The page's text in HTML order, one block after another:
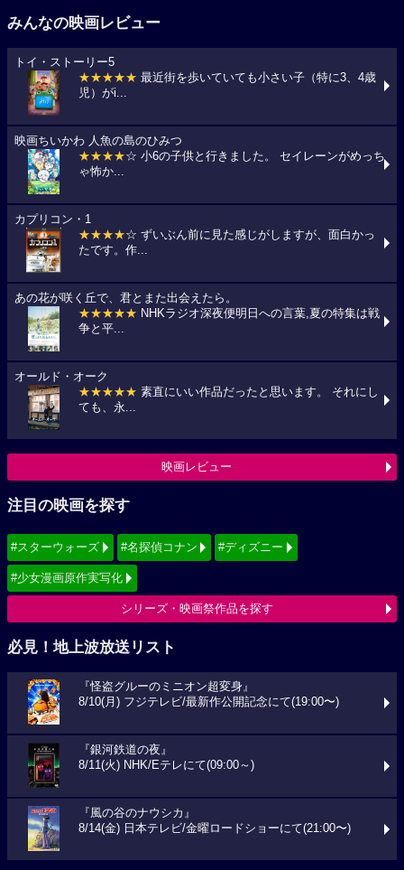
みんなの映画レビュー
トイ・ストーリー5
★★★★★ 最近街を歩いていても小さい子（特に3、4歳
児）がi...
映画ちいかわ 人魚の島のひみつ
★★★★☆ 小6の子供と行きました。 セイレーンがめっち
ゃ怖か...
カプリコン・1
★★★★☆ ずいぶん前に見た感じがしますが、面白かっ
たです。作...
あの花が咲く丘で、君とまた出会えたら。
★★★★★ NHKラジオ深夜便明日への言葉,夏の特集は戦
争と平...
オールド・オーク
★★★★★ 素直にいい作品だったと思います。 それにし
ても、永...
映画レビュー
注目の映画を探す
#スターウォーズ #名探偵コナン #ディズニー
#少女漫画原作実写化
シリーズ・映画祭作品を探す
必見！地上波放送リスト
『怪盗グルーのミニオン超変身』
8/10(月) フジテレビ/最新作公開記念にて(19:00〜)
『銀河鉄道の夜』
8/11(火) NHK/Eテレにて(09:00～)
『風の谷のナウシカ』
8/14(金) 日本テレビ/金曜ロードショーにて(21:00〜)